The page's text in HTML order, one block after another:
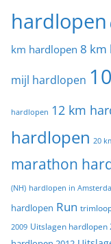
hardlopen
km hardlopen 8 km
mijl hardlopen
hardlopen 12 km
hardlopen 20
marathon
(NH) hardlopen in
hardlopen Run
2009 Uitslagen hardlopen